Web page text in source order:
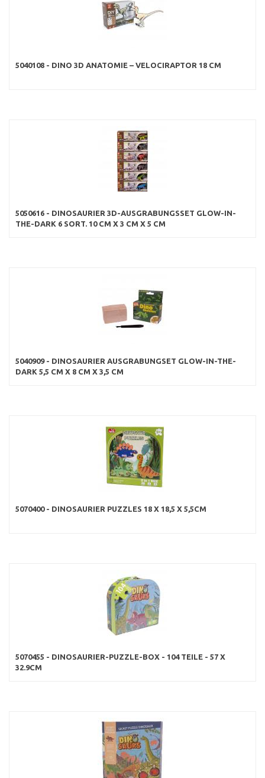
5040108 - DINO 3D ANATOMIE – VELOCIRAPTOR 18 CM
5050616 - DINOSAURIER 3D-AUSGRABUNGSSET GLOW-IN-
THE-DARK 6 SORT. 10 CM X 3 CM X 5 CM
5040909 - DINOSAURIER AUSGRABUNGSET GLOW-IN-THE-
DARK 5,5 CM X 8 CM X 3,5 CM
5070400 - DINOSAURIER PUZZLES 18 X 18,5 X 5,5CM
5070455 - DINOSAURIER-PUZZLE-BOX - 104 TEILE - 57 X
32.9CM